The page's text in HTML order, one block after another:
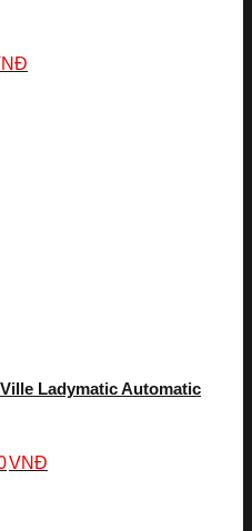
Ville Ladymatic Automatic
VNĐ